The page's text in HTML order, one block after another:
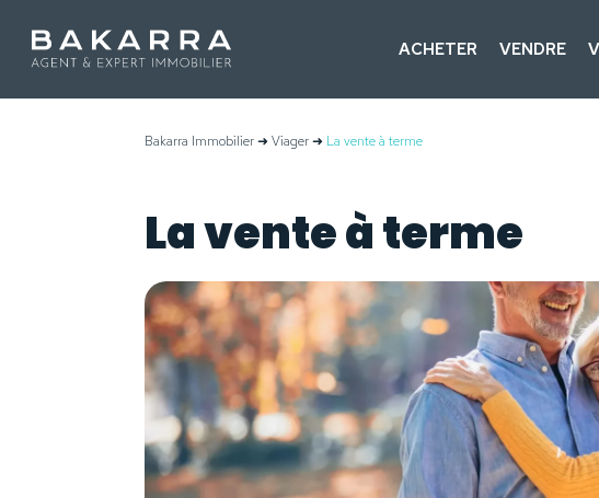
ACHETER VENDRE
Bakarra Immobilier➜ Viager➜ La vente à terme
La vente à terme